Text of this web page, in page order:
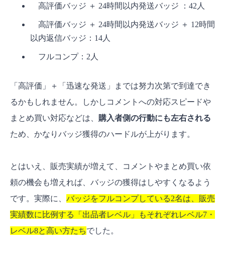
高評価バッジ ＋ 24時間以内発送バッジ ：42人
高評価バッジ ＋ 24時間以内発送バッジ ＋ 12時間
以内返信バッジ：14人
フルコンプ：2人
「高評価」＋「迅速な発送」までは努力次第で到達でき
るかもしれません。しかしコメントへの対応スピードや
まとめ買い対応などは、 購入者側の行動にも左右される
ため、かなりバッジ獲得のハードルが上がります。
とはいえ、販売実績が増えて、コメントやまとめ買い依
頼の機会も増えれば、バッジの獲得はしやすくなるよう
です。実際に、 バッジをフルコンプしている2名は、販売
実績数に比例する「出品者レベル」もそれぞれレベル7・
レベル8と高い方たちでした。